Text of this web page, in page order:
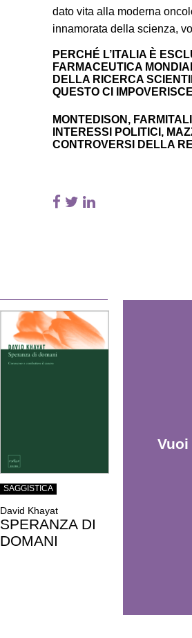
dato vita alla moderna
innamorata della scienza,
PERCHÉ L’ITALIA È
FARMACEUTICA
DELLA RICERCA
QUESTO CI
MONTEDISON,
INTERESSI POLITICI,
CONTROVERSI DELLA
SAGGISTICA
David Khayat
SPERANZA DI
DOMANI